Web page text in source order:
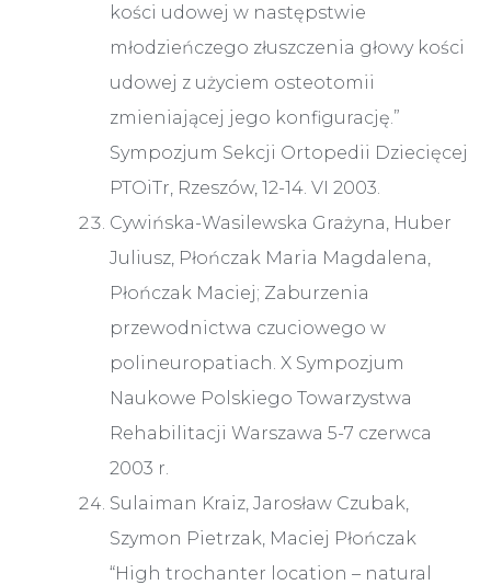
kości udowej w następstwie
młodzieńczego złuszczenia głowy kości
udowej z użyciem osteotomii
zmieniającej jego konfigurację.”
Sympozjum Sekcji Ortopedii Dziecięcej
PTOiTr, Rzeszów, 12-14. VI 2003.
Cywińska-Wasilewska Grażyna, Huber
Juliusz, Płończak Maria Magdalena,
Płończak Maciej; Zaburzenia
przewodnictwa czuciowego w
polineuropatiach. X Sympozjum
Naukowe Polskiego Towarzystwa
Rehabilitacji Warszawa 5-7 czerwca
2003 r.
Sulaiman Kraiz, Jarosław Czubak,
Szymon Pietrzak, Maciej Płończak
“High trochanter location – natural